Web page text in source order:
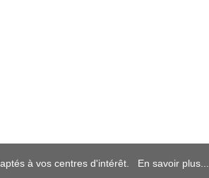
à vos centres d'intérêt. En savoir plus...